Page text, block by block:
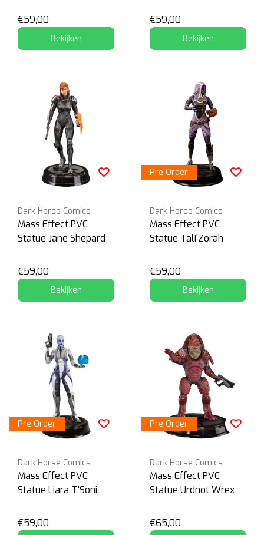
€59,00
Bekijken
€59,00
Bekijken
Dark Horse Comics
Mass Effect PVC
Statue Jane Shepard
€59,00
Bekijken
Pre Order
Dark Horse Comics
Mass Effect PVC
Statue Tali'Zorah
€59,00
Bekijken
Pre Order
Dark Horse Comics
Mass Effect PVC
Statue Liara T'Soni
€59,00
Pre Order
Dark Horse Comics
Mass Effect PVC
Statue Urdnot Wrex
€65,00